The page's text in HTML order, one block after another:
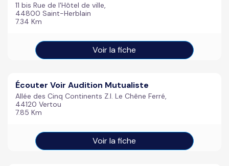
11 bis Rue de l'Hôtel de ville,
44800 Saint-Herblain
7.34 Km
Voir la fiche
Écouter Voir Audition Mutualiste
Allée des Cinq Continents Z.I. Le Chêne Ferré,
44120 Vertou
7.85 Km
Voir la fiche